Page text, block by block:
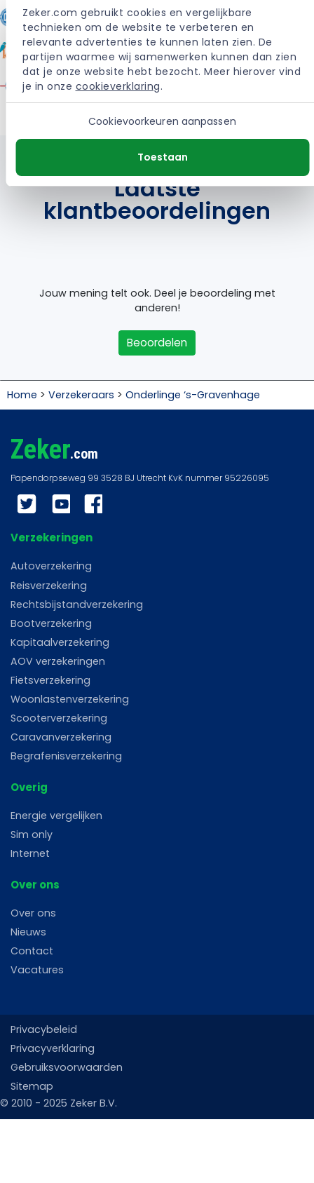
Zeker.com gebruikt cookies en vergelijkbare
technieken om de website te verbeteren en
relevante advertenties te kunnen laten zien. De
partijen waarmee wij samenwerken kunnen dan zien
dat je onze website hebt bezocht. Meer hierover vind
je in onze cookieverklaring.
Cookievoorkeuren aanpassen
Toestaan
3. DAS Rechtsbijstandverzekering
4. Kingpolis Fietsverzekering
5. OHRA Dierenverzekering
Laatste
klantbeoordelingen
Jouw mening telt ook. Deel je beoordeling met
anderen!
Beoordelen
Home > Verzekeraars > Onderlinge ‘s-Gravenhage
Zeker.com
Twitter YouTube
Verzekeringen
Autoverzekering
Reisverzekering
Rechtsbijstandverzekering
Bootverzekering
Kapitaalverzekering
AOV verzekeringen
Fietsverzekering
Woonlastenverzekering
Scooterverzekering
Caravanverzekering
Begrafenisverzekering
Overig
Energie vergelijken
Sim only
Internet
Over ons
Over ons
Nieuws
Contact
Vacatures
Privacybeleid
Privacyverklaring
Gebruiksvoorwaarden
Sitemap